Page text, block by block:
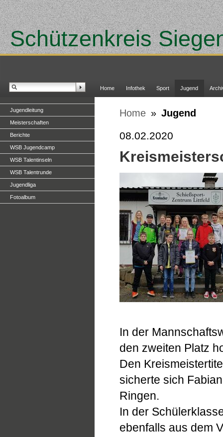
Schützenkreis
Home Infothek Sport Jugend
Jugendleitung
Meisterschaften
Berichte
WSB Jugendcamp
WSB Talentinseln
WSB Talentrunde
Jugendliga
Fotoalbum
Home » Jugend
08.02.2020
In der
den zweiten Platz
Den
sicherte sich
Ringen.
In der
ebenfalls aus dem